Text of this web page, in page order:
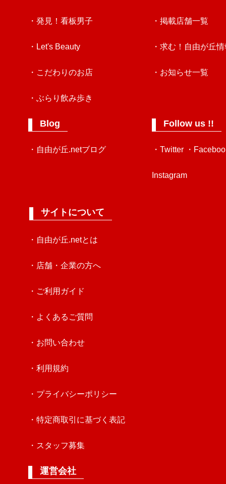
・発見！看板男子
・Let's Beauty
・こだわりのお店
・ぶらり飲み歩き
Blog
・自由が丘.netブログ
・掲載店舗一覧
・求む！自由が丘
・お知らせ一覧
Follow us !!
・Twitter ・
Instagram
サイトについて
・自由が丘.netとは
・店舗・企業の方へ
・ご利用ガイド
・よくあるご質問
・お問い合わせ
・利用規約
・プライバシーポリシー
・特定商取引に基づく表記
・スタッフ募集
運営会社